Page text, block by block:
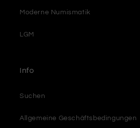
Moderne Numismatik
LGM
Info
Suchen
Allgemeine Geschäftsbedingungen